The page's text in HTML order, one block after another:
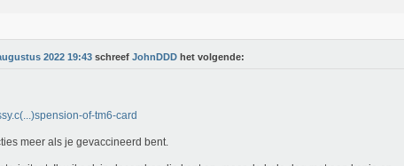
2022 19:43 schreef JohnDDD het volgende:
of-tm6-card
meer als je gevaccineerd bent.